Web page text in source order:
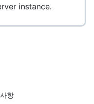
instance.
항